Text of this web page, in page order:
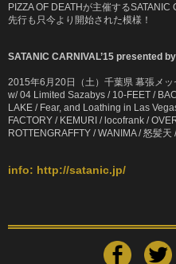
PIZZA OF DEATHが主催するSATANIC
先行も只今より開始された模様！
SATANIC CARNIVAL’15 presented
2015年6月20日（土）千葉県 幕張メ
w/ 04 Limited Sazabys / 10-FEET /
LAKE / Fear, and Loathing in Las
FACTORY / KEMURI / locofrank /
ROTTENGRAFFTY / WANIMA / 怒髪
info: http://satanic.jp/